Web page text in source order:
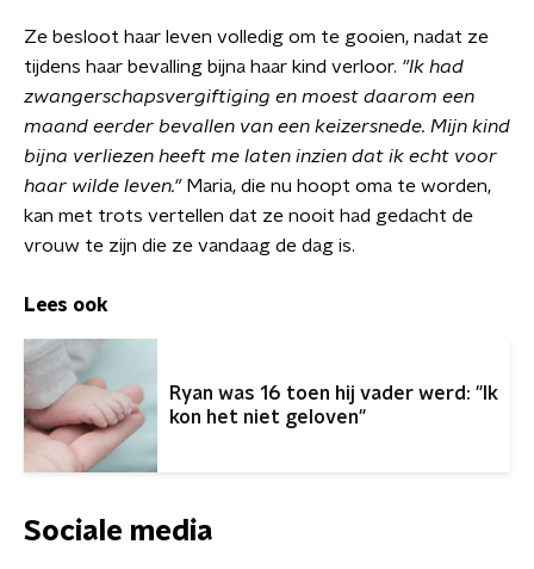
Ze besloot haar leven volledig om te gooien, nadat ze
tijdens haar bevalling bijna haar kind verloor. "Ik had
zwangerschapsvergiftiging en moest daarom een
maand eerder bevallen van een keizersnede. Mijn kind
bijna verliezen heeft me laten inzien dat ik echt voor
haar wilde leven." Maria, die nu hoopt oma te worden,
kan met trots vertellen dat ze nooit had gedacht de
vrouw te zijn die ze vandaag de dag is.
Lees ook
Ryan was 16 toen hij vader werd: "Ik
kon het niet geloven"
Sociale media